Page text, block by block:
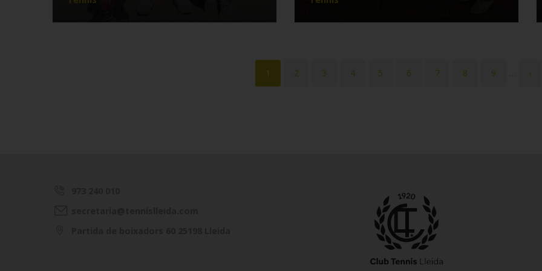
Pàgina
actual
1 Pàgina
2 Pàgina
3 Pàgina
4 Pàgina
5 Pàgina
6 Pàgina
7 Pàgina
8 Pàgina
9 ›